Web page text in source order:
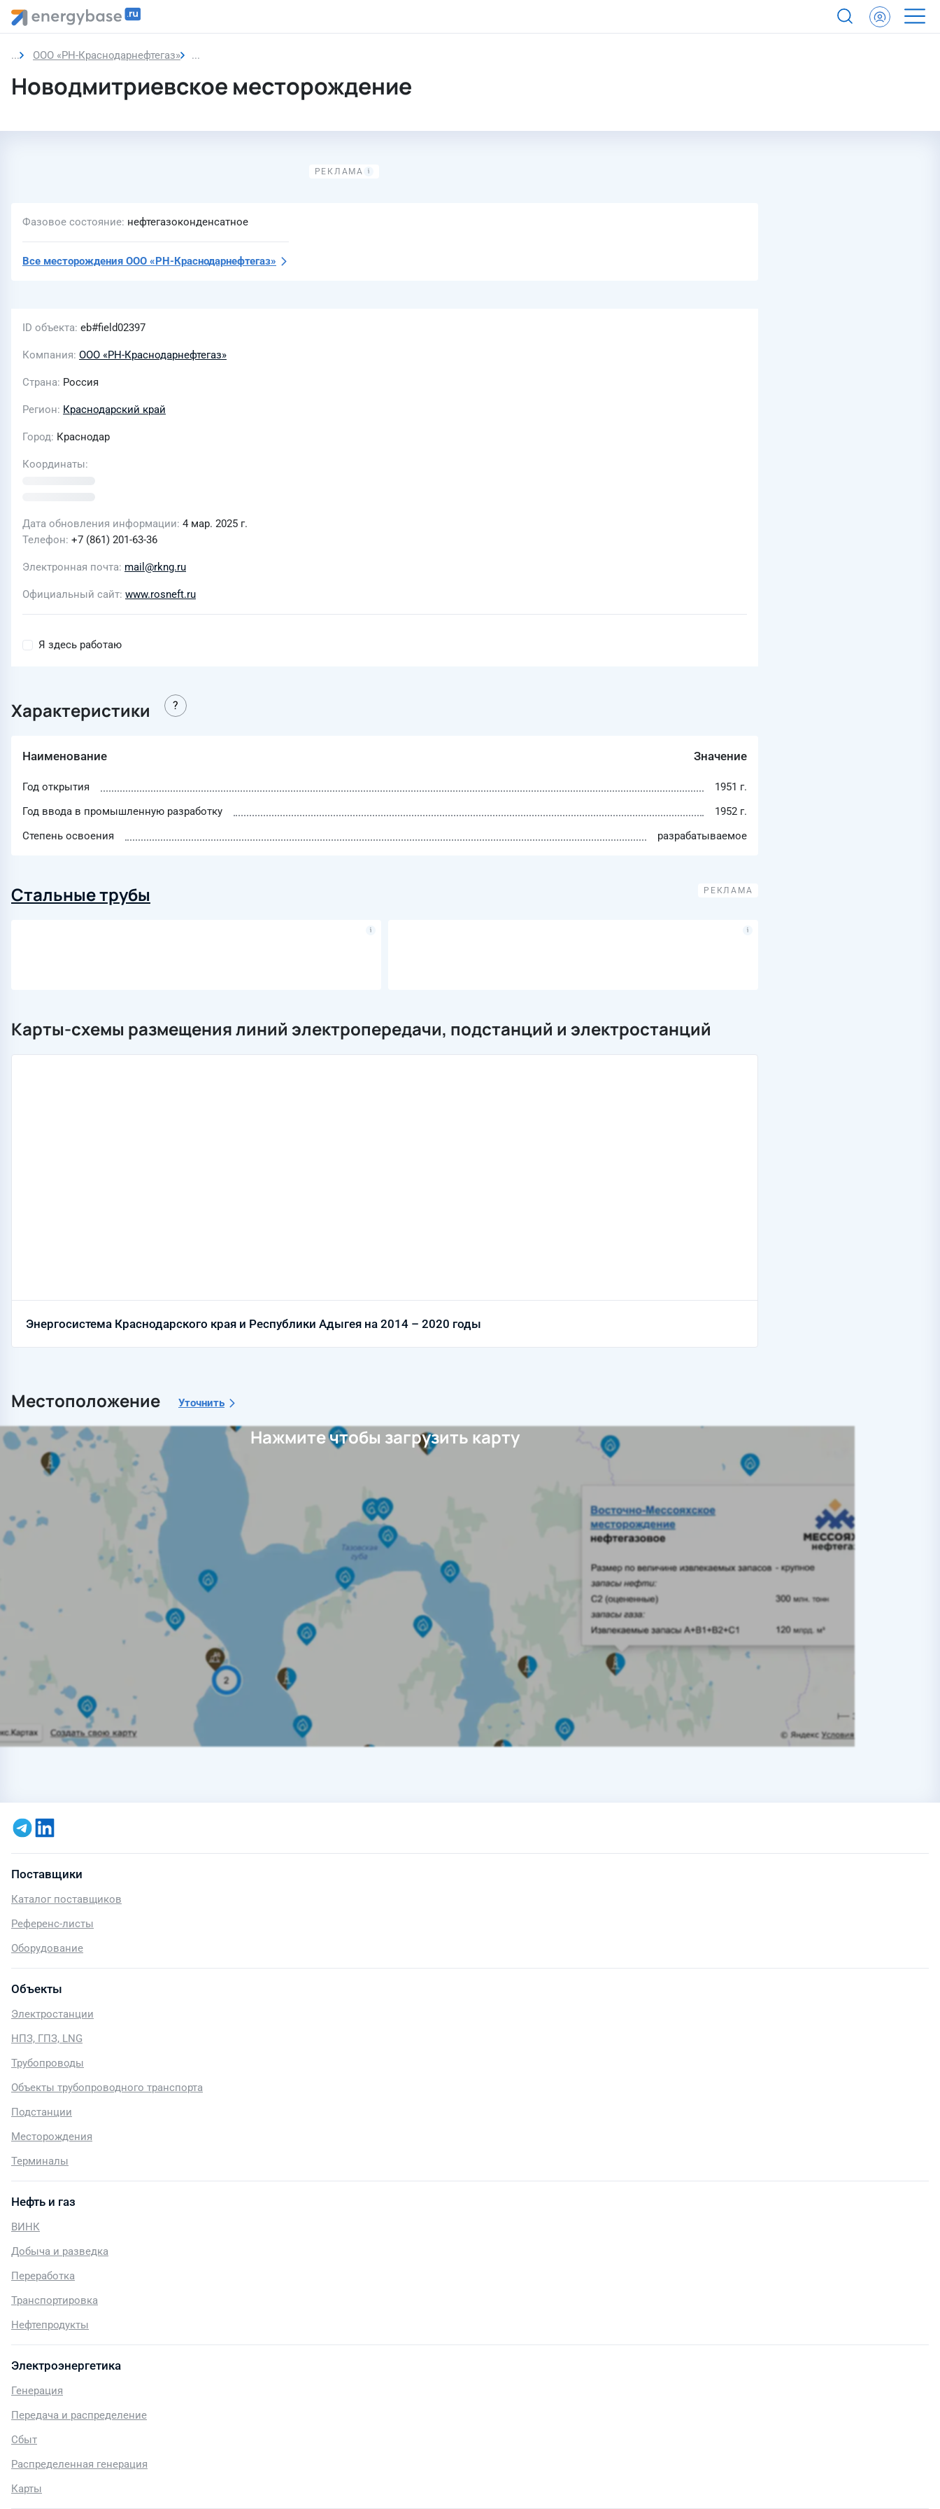
ООО «РН-Краснодарнефтегаз» Новодмитриевское месторождение
Новодмитриевское месторождение
Фазовое состояние нефтегазоконденсатное
Все месторождения ООО «РН-Краснодарнефтегаз»
ID объекта eb#field02397
Компания ООО «РН-Краснодарнефтегаз»
Страна Россия
Регион Краснодарский край
Город Краснодар
Координаты
Дата обновления информации 4 мар. 2025 г.
Телефон +7 (861) 201-63-36
Электронная почта mail@rkng.ru
Официальный сайт www.rosneft.ru
Я здесь работаю
Характеристики
Наименование Значение
Год открытия
1951 г.
Год ввода в промышленную разработку
1952 г.
Степень освоения
разрабатываемое
Стальные трубы
Карты-схемы размещения линий электропередачи, подстанций и электростанций
Энергосистема Краснодарского края и Республики Адыгея на 2014 – 2020 годы
Местоположение Уточнить
Нажмите чтобы загрузить карту
Поставщики
Каталог поставщиков
Референс-листы
Оборудование
Объекты
Электростанции
НПЗ, ГПЗ, LNG
Трубопроводы
Объекты трубопроводного транспорта
Подстанции
Месторождения
Терминалы
Нефть и газ
ВИНК
Добыча и разведка
Переработка
Транспортировка
Нефтепродукты
Электроэнергетика
Генерация
Передача и распределение
Сбыт
Распределенная генерация
Карты